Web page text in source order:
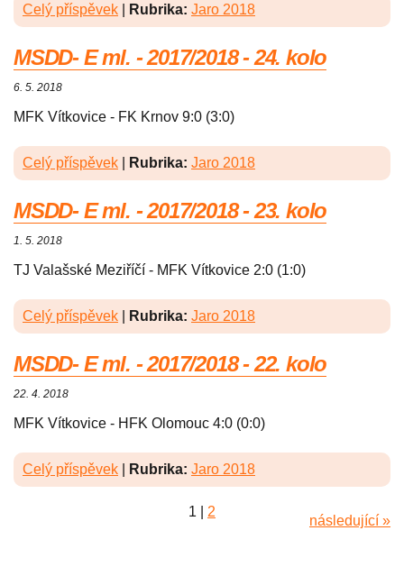
Celý příspěvek Rubrika: Jaro 2018
MSDD- E ml. - 2017/2018 - 24. kolo
6. 5. 2018
MFK Vítkovice - FK Krnov 9:0 (3:0)
Celý příspěvek Rubrika: Jaro 2018
MSDD- E ml. - 2017/2018 - 23. kolo
1. 5. 2018
TJ Valašské Meziříčí - MFK Vítkovice 2:0 (1:0)
Celý příspěvek Rubrika: Jaro 2018
MSDD- E ml. - 2017/2018 - 22. kolo
22. 4. 2018
MFK Vítkovice - HFK Olomouc 4:0 (0:0)
Celý příspěvek Rubrika: Jaro 2018
1 2
následující »